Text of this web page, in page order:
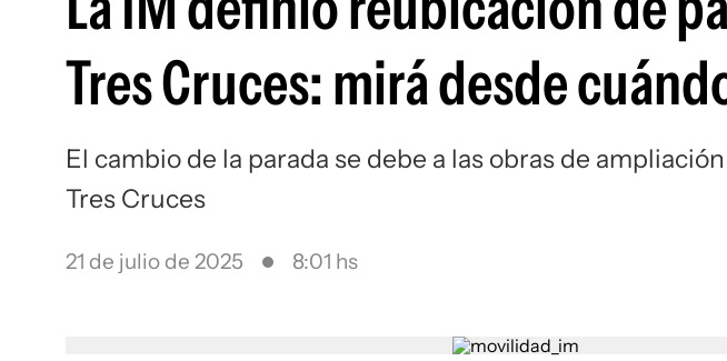
Tres Cruces: mirá desde
El cambio de la parada se debe a las obras de
Tres Cruces
21 de julio de 2025 8:01 hs